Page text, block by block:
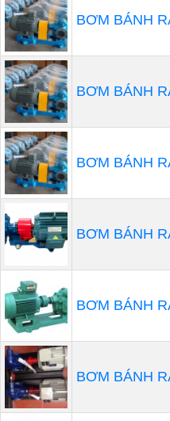
BƠM BÁNH
BƠM BÁNH
BƠM BÁNH
BƠM BÁNH
BƠM BÁNH
BƠM BÁNH